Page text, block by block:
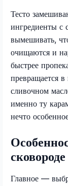
Тесто
ингредиенты с
вымешивать,
очищаются и
быстрее
превращается
сливочном
именно ту
нечто
сковороде
Главное —